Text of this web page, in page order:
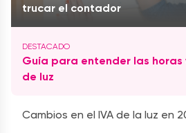
trucar el contador
Guía para entender las horas
de luz
Cambios en el IVA de la luz en